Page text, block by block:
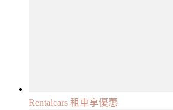
Rentalcars 租車享優惠